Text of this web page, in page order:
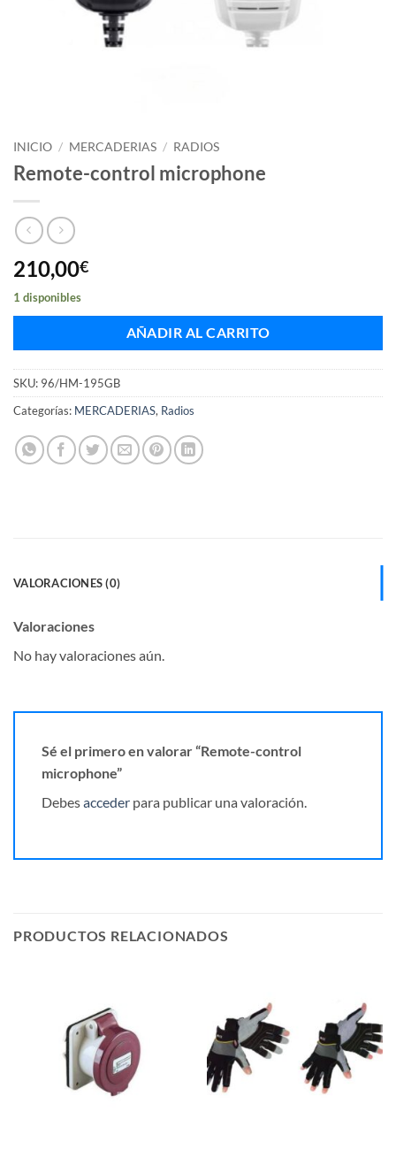
INICIO / MERCADERIAS / RADIOS
Remote-control microphone
210,00€
1 disponibles
AÑADIR AL CARRITO
SKU: 96/HM-195GB
Categorías: MERCADERIAS, Radios
VALORACIONES (0)
Valoraciones
No hay valoraciones aún.
Sé el primero en valorar “Remote-control
microphone”
Debesacceder para publicar una valoración.
PRODUCTOS RELACIONADOS